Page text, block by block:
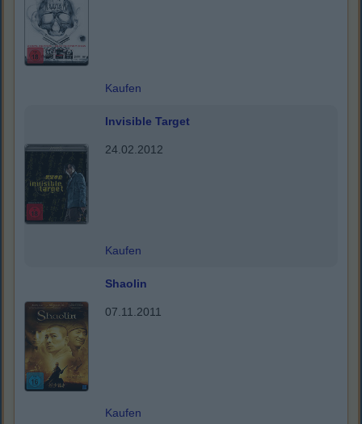
Kaufen
Invisible Target
24.02.2012
Kaufen
Shaolin
07.11.2011
Kaufen